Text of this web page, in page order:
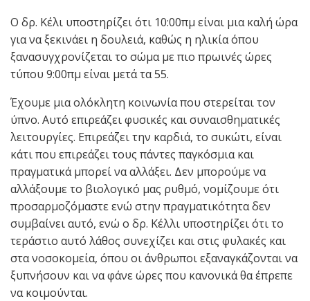
Ο δρ. Κέλι υποστηρίζει ότι 10:00πμ είναι μια καλή ώρα
για να ξεκινάει η δουλειά, καθώς η ηλικία όπου
ξανασυγχρονίζεται το σώμα με πιο πρωινές ώρες
τύπου 9:00πμ είναι μετά τα 55.
Έχουμε μια ολόκλητη κοινωνία που στερείται τον
ύπνο. Αυτό επιρεάζει φυσικές και συναισθηματικές
λειτουργίες. Επιρεάζει την καρδιά, το συκώτι, είναι
κάτι που επιρεάζει τους πάντες παγκόσμια και
πραγματικά μπορεί να αλλάξει. Δεν μπορούμε να
αλλάξουμε το βιολογικό μας ρυθμό, νομίζουμε ότι
προσαρμοζόμαστε ενώ στην πραγματικότητα δεν
συμβαίνει αυτό, ενώ ο δρ. Κέλλι υποστηρίζει ότι το
τεράστιο αυτό λάθος συνεχίζει και στις φυλακές και
στα νοσοκομεία, όπου οι άνθρωποι εξαναγκάζονται να
ξυπνήσουν και να φάνε ώρες που κανονικά θα έπρεπε
να κοιμούνται.